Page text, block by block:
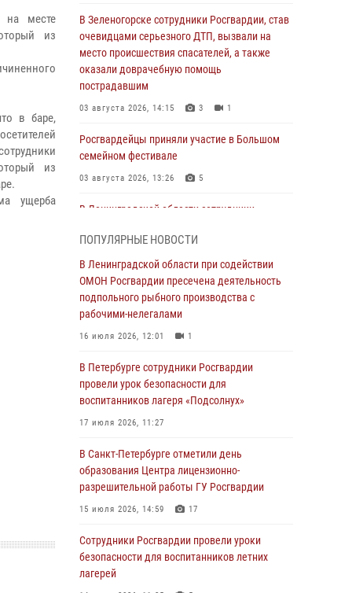
на месте
из
в баре,
из
ущерба
В Зеленогорске сотрудники Росгвардии, став
очевидцами серьезного ДТП, вызвали на
место происшествия спасателей, а также
оказали доврачебную помощь
пострадавшим
03 августа 2026, 14:15 3 1
Росгвардейцы приняли участие в Большом
семейном фестивале
03 августа 2026, 13:26 5
В Ленинградской области сотрудники
мальчика с нарушением слуха и помогли ему
вернуться домой
03 августа 2026, 11:51
В Санкт-Петербурге при содействии СОБР
03 августа 2026, 10:15 1
Сотрудники ГУ Росгвардии приняли участие в
боевому самбо
03 августа 2026, 10:07 7 1
В Ленобласти сотрудники ОМОН Росгвардии
профилактического мероприятия
03 августа 2026, 09:16 5
В Петербурге сотрудники Росгвардии
ПОПУЛЯРНЫЕ НОВОСТИ
В Ленинградской области при содействии
ОМОН Росгвардии пресечена деятельность
подпольного рыбного производства с
рабочими-нелегалами
16 июля 2026, 12:01 1
В Петербурге сотрудники Росгвардии
провели урок безопасности для
воспитанников лагеря «Подсолнух»
17 июля 2026, 11:27
В Санкт-Петербурге отметили день
образования Центра лицензионно-
разрешительной работы ГУ Росгвардии
15 июля 2026, 14:59 17
Сотрудники Росгвардии провели уроки
безопасности для воспитанников летних
лагерей